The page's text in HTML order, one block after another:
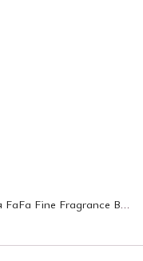
Кондиционер ополаскиватель для белья FaFa Fine Fragrance Beauté с антистатическим эффектом 570мл, (672724)